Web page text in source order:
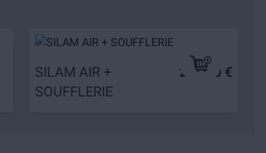
SILAM AIR +
SOUFFLERIE
209,90 €